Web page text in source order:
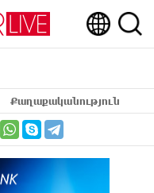
Քաղաքականություն